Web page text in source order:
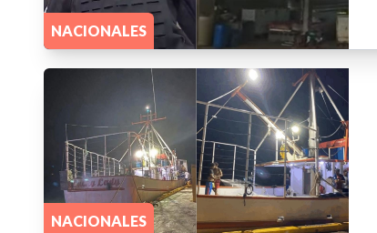
NACIONALES
NACIONALES